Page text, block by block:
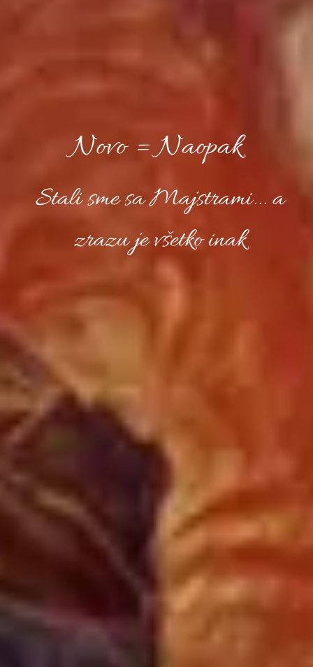
Novo = Naopak
Stali sme sa Majstrami... a
zrazu je všetko inak